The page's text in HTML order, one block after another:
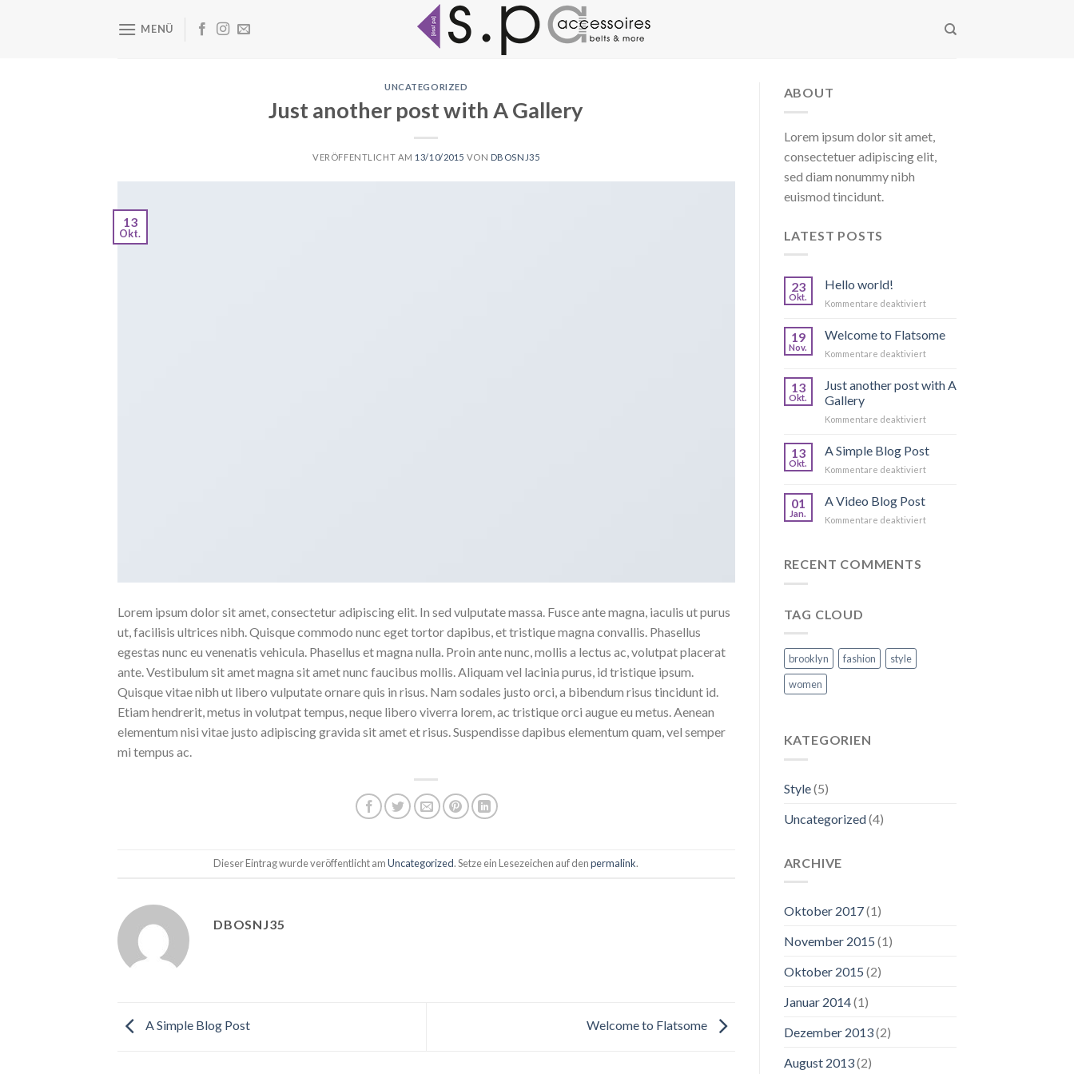
MENÜ
UNCATEGORIZED
Just another post with A Gallery
VERÖFFENTLICHT AM 13/10/2015 VON DBOSNJ35
13
Okt.
Lorem ipsum dolor sit amet, consectetur adipiscing elit. In sed vulputate massa. Fusce ante magna, iaculis ut purus
ut, facilisis ultrices nibh. Quisque commodo nunc eget tortor dapibus, et tristique magna convallis. Phasellus
egestas nunc eu venenatis vehicula. Phasellus et magna nulla. Proin ante nunc, mollis a lectus ac, volutpat placerat
ante. Vestibulum sit amet magna sit amet nunc faucibus mollis. Aliquam vel lacinia purus, id tristique ipsum.
Quisque vitae nibh ut libero vulputate ornare quis in risus. Nam sodales justo orci, a bibendum risus tincidunt id.
Etiam hendrerit, metus in volutpat tempus, neque libero viverra lorem, ac tristique orci augue eu metus. Aenean
elementum nisi vitae justo adipiscing gravida sit amet et risus. Suspendisse dapibus elementum quam, vel semper
mi tempus ac.
Dieser Eintrag wurde veröffentlicht amUncategorized. Setze ein Lesezeichen auf denpermalink.
DBOSNJ35
A Simple Blog Post Welcome to Flatsome
ABOUT
Lorem ipsum dolor sit amet,
consectetuer adipiscing elit,
sed diam nonummy nibh
euismod tincidunt.
LATEST POSTS
23
Okt.
Hello world!
Kommentare deaktiviertfür
19
Nov.
Welcome to Flatsome
Kommentare deaktiviertfür
to
13
Okt.
Just another post with A
Gallery
Kommentare deaktiviertfür
another
with
Gallery
13
Okt.
A Simple Blog Post
Kommentare deaktiviertfür
Post
01
Jan.
A Video Blog Post
Kommentare deaktiviertfür
RECENT COMMENTS
TAG CLOUD
brooklyn fashion
style
women
KATEGORIEN
Style(5)
Uncategorized(4)
ARCHIVE
Oktober 2017(1)
November 2015 (1)
Oktober 2015 (2)
Januar 2014(1)
Dezember 2013(2)
August 2013(2)